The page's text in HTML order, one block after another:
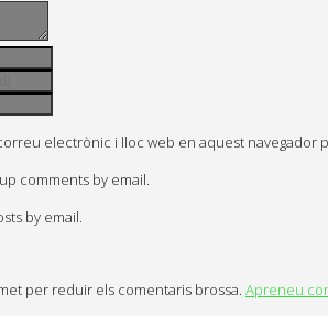
electrònic i lloc web en aquest navegador
comments by email.
by email.
per reduir els comentaris brossa. Apreneu